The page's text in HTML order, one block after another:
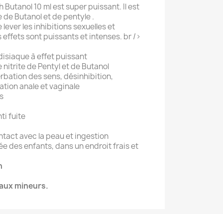
Butanol 10 ml est super puissant. Il est
Butanol et de pentyle .
les inhibitions sexuelles et
sont puissants et intenses. br />
à effet puissant
nitrite de Pentyl et de Butanol
des sens, désinhibition,
anale et vaginale
fuite
avec la peau et ingestion
des enfants, dans un endroit frais et
mineurs.